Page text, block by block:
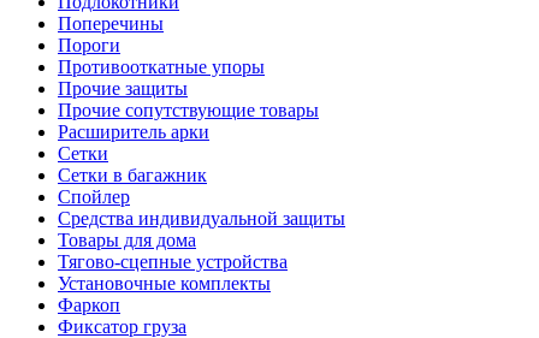
Поперечины
Пороги
Противооткатные упоры
Прочие защиты
Прочие сопутствующие товары
Расширитель арки
Сетки
Сетки в багажник
Спойлер
Средства индивидуальной защиты
Товары для дома
Тягово-сцепные устройства
Установочные комплекты
Фаркоп
Фиксатор груза